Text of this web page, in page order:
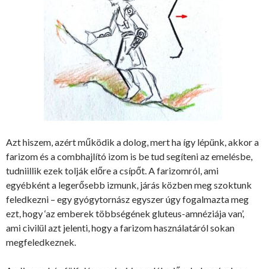
Azt hiszem, azért működik a dolog, mert ha így lépünk, akkor a
farizom és a combhajlító izom is be tud segíteni az emelésbe,
tudniillik ezek tolják előre a csípőt. A farizomról, ami
egyébként a legerősebb izmunk, járás közben meg szoktunk
feledkezni – egy gyógytornász egyszer úgy fogalmazta meg
ezt, hogy ‘az emberek többségének gluteus-amnéziája van’,
ami civilül azt jelenti, hogy a farizom használatáról sokan
megfeledkeznek.